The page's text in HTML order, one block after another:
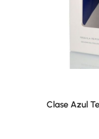
Durchschnittliche
Clase Azul